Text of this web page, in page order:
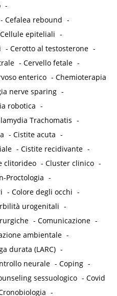
-
-Cefalea rebound -
Cellule epiteliali -
-Cerotto al testosterone -
-Cervello fetale -
enterico -Chemioterapia
nerve sparing -
robotica -
Trachomatis -
-Cistite acuta -
-Cistite recidivante -
clitorideo -Cluster clinico -
Proctologia -
-Colore degli occhi -
urogenitali -
-Comunicazione -
ambientale -
durata (LARC) -
neurale -Coping -
sessuologico -Covid
-